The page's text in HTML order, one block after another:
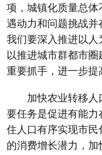
项，城镇化质量总
遇动力和问题挑战并
我们要深入推进以人
以推进城市群都市
重要抓手，进一步提
加快农业转移人
要任务是促进有能
住人口有序实现市
的消费增长潜力，